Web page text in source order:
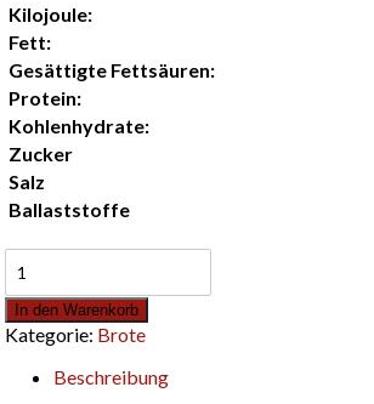
Kilojoule:
Fett:
Gesättigte Fettsäuren:
Protein:
Kohlenhydrate:
Zucker
Salz
Ballaststoffe
500g
Menge
In den Warenkorb
Kategorie: Brote
Beschreibung